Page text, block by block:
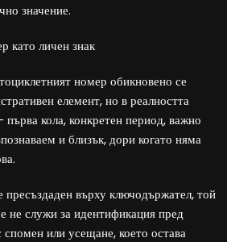
значение.
като личен знак
номер обикновено се
елемент, но в реалността
кола, конкретен период, важно
и близък, дори когато няма
върху ключодържател, той
не служи за идентификация пред
спомен или усещане, което остава